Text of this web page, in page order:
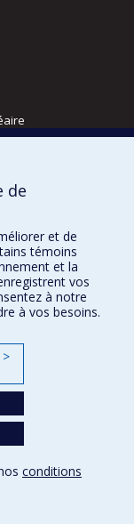
de
et de
témoins
et la
vos
à notre
à vos besoins.
>
conditions